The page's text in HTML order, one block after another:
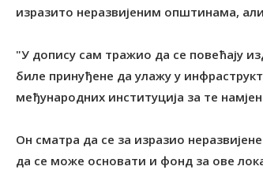
изразито неразвијеним општинама,
"У допису сам тражио да се повећају
биле принуђене да улажу у
међународних институција за те
Он сматра да се за изразио
да се може основати и фонд за ове